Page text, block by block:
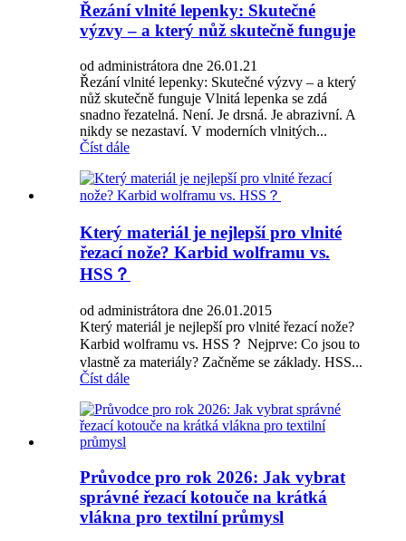
Řezání vlnité lepenky: Skutečné
výzvy – a který nůž skutečně funguje
od administrátora dne 26.01.21
Řezání vlnité lepenky: Skutečné výzvy – a který
nůž skutečně funguje Vlnitá lepenka se zdá
snadno řezatelná. Není. Je drsná. Je abrazivní. A
nikdy se nezastaví. V moderních vlnitých...
Číst dále
Který materiál je nejlepší pro vlnité
řezací nože? Karbid wolframu vs.
HSS？
od administrátora dne 26.01.2015
Který materiál je nejlepší pro vlnité řezací nože?
Karbid wolframu vs. HSS？ Nejprve: Co jsou to
vlastně za materiály? Začněme se základy. HSS...
Číst dále
Průvodce pro rok 2026: Jak vybrat
správné řezací kotouče na krátká
vlákna pro textilní průmysl